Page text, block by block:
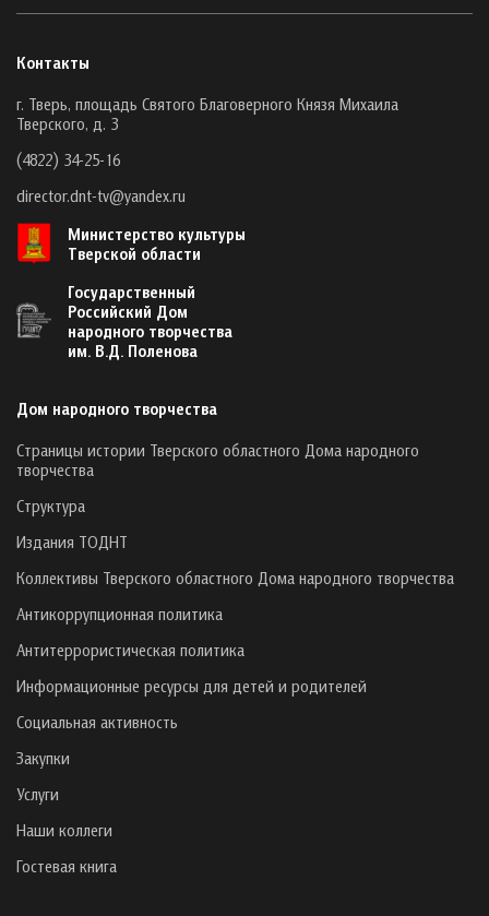
Контакты
г. Тверь, площадь Святого Благоверного Князя Михаила
Тверского, д. 3
(4822) 34-25-16
director.dnt-tv@yandex.ru
Министерство культуры
Тверской области
Государственный
Российский Дом
народного творчества
им. В.Д. Поленова
Дом народного творчества
Страницы истории Тверского областного Дома народного
творчества
Структура
Издания ТОДНТ
Коллективы Тверского областного Дома народного творчества
Антикоррупционная политика
Антитеррористическая политика
Информационные ресурсы для детей и родителей
Социальная активность
Закупки
Услуги
Наши коллеги
Гостевая книга